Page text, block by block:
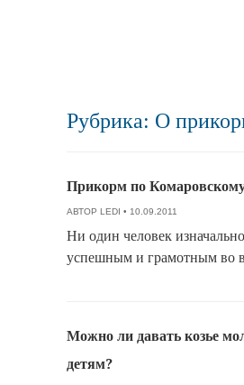
Рубрика: О
Прикорм по
АВТОР LEDI • 10.09.2011
Ни один человек
успешным и грамотным во
Можно ли давать козье
детям?